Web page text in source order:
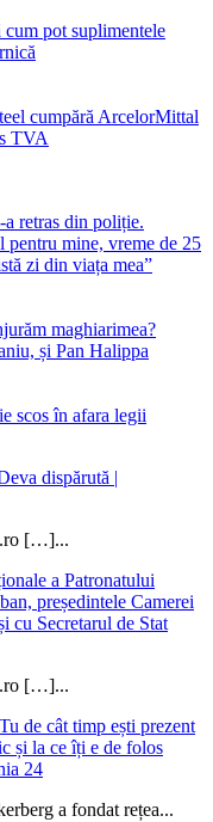
pot suplimentele
cumpără ArcelorMittal
TVA
retras din poliție.
pentru mine, vreme de 25
zi din viața mea”
maghiarimea?
și Pan Halippa
scos în afara legii
dispărută |
[…]...
a Patronatului
președintele Camerei
cu Secretarul de Stat
[…]...
de cât timp ești prezent
și la ce îți e de folos
24
a fondat rețea...